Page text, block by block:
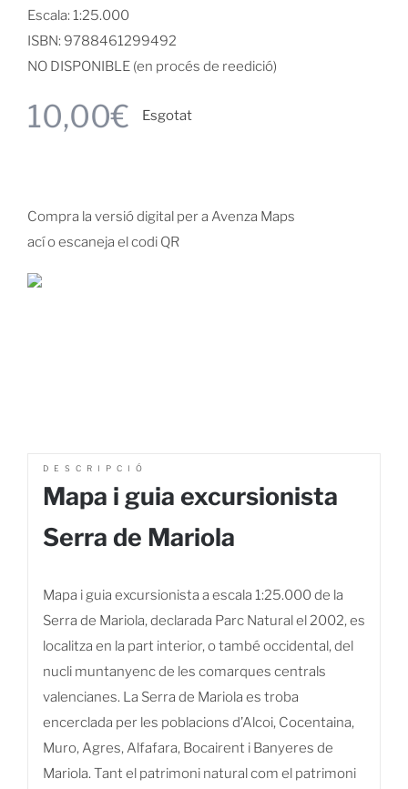
Escala: 1:25.000
ISBN: 9788461299492
NO DISPONIBLE (en procés de reedició)
10,00€ Esgotat
Compra la versió digital per a Avenza Maps
ací o escaneja el codi QR
DESCRIPCIÓ
Mapa i guia excursionista
Serra de Mariola
Mapa i guia excursionista a escala 1:25.000 de la
Serra de Mariola, declarada Parc Natural el 2002, es
localitza en la part interior, o també occidental, del
nucli muntanyenc de les comarques centrals
valencianes. La Serra de Mariola es troba
encerclada per les poblacions d’Alcoi, Cocentaina,
Muro, Agres, Alfafara, Bocairent i Banyeres de
Mariola. Tant el patrimoni natural com el patrimoni